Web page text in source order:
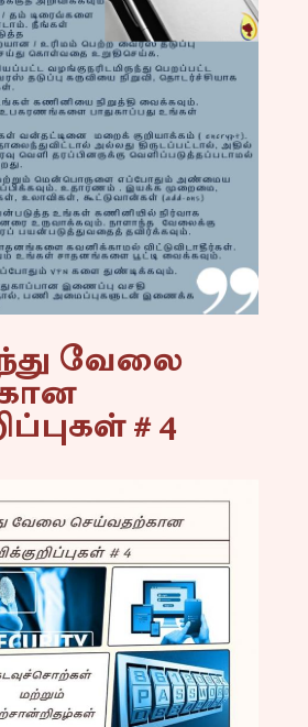
வேலை
# 4